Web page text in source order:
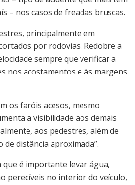
– nos casos de freadas bruscas.
principalmente em
por rodovias. Redobre a
sempre que verificar a
nos acostamentos e às margens
os faróis acesos, mesmo
a visibilidade aos demais
aos pedestres, além de
de distância aproximada”.
que é importante levar água,
perecíveis no interior do veículo,